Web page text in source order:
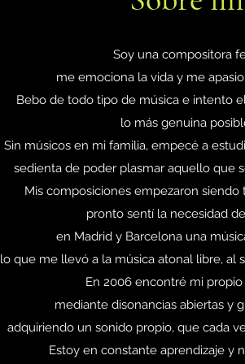
Soy una compositora
me emociona la vida y me
Bebo de todo tipo de música e intento
lo más genuina
Sin músicos en mi familia, empecé a
sedienta de poder plasmar aquello que
Mis composiciones empezaron siendo
pronto sentí la necesidad
en Madrid y Barcelona una
lo que me llevó a la música atonal libre, al
En 2006 encontré mi
mediante disonancias abiertas y
adquiriendo un sonido propio, que cada
Estoy en constante aprendizaje y